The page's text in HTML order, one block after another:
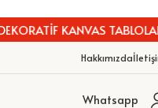
KANVAS TABLOLAR
Hakkımızda
Whatsapp